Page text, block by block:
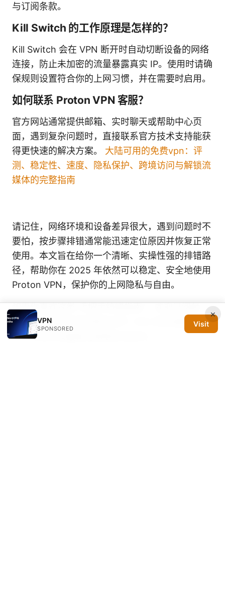
与订阅条款。
Kill Switch 的工作原理是怎样的？
Kill Switch 会在 VPN 断开时自动切断设备的网络
连接，防止未加密的流量暴露真实 IP。使用时请确
保规则设置符合你的上网习惯，并在需要时启用。
如何联系 Proton VPN 客服？
官方网站通常提供邮箱、实时聊天或帮助中心页
面，遇到复杂问题时，直接联系官方技术支持能获
得更快速的解决方案。 大陆可用的免费vpn：评
测、稳定性、速度、隐私保护、跨境访问与解锁流
媒体的完整指南
请记住，网络环境和设备差异很大，遇到问题时不
要怕，按步骤排错通常能迅速定位原因并恢复正常
使用。本文旨在给你一个清晰、实操性强的排错路
径，帮助你在 2025 年依然可以稳定、安全地使用
Proton VPN，保护你的上网隐私与自由。
如果你喜欢这类“手把手排错指南”，欢迎订阅频
道，后续我也会带来更多关于 VPN 的实操教程、
对比评测以及最新的网络安全知识。
×
VPN
SPONSORED
Visit